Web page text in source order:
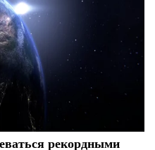
рекордными